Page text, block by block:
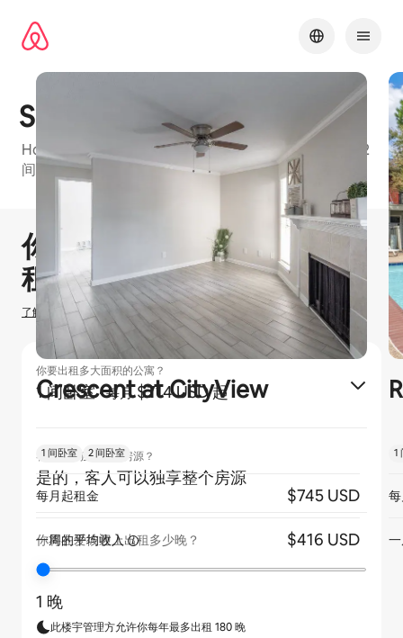
Serena Forest
Houston Metro的爱彼迎友好型公寓楼，有1 间卧室和2
间卧室等可订单元
1 / 11
你可以赚取
在爱彼迎出
租房源
了解我们如何估算你的收入
你要出租多大面积的公寓？
1 间卧室·每月$714 USD 起
客人是否独享整个房源？
是的，客人可以独享整个房源
你将在爱彼迎上出租多少晚？
1 晚
此楼宇管理方允许你每年最多出租 180 晚
Crescent at CityView
1 间卧室 2 间卧室
每月起租金 $745 USD
一周的平均收入 $416 USD
1